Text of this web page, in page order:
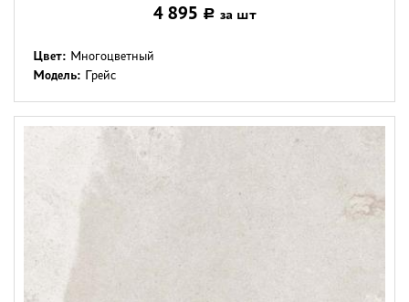
4 895 Р за шт
Цвет: Многоцветный
Модель: Грейс